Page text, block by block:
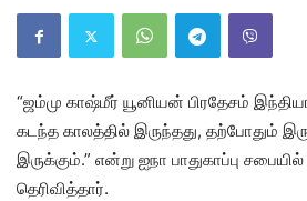
“ஜம்மு காஷ்மீர் யூனியன் பிரதேசம்
கடந்த காலத்தில் இருந்தது, தற்போதும்
இருக்கும்.” என்று ஐநா பாதுகாப்பு சபையில்
தெரிவித்தார்.